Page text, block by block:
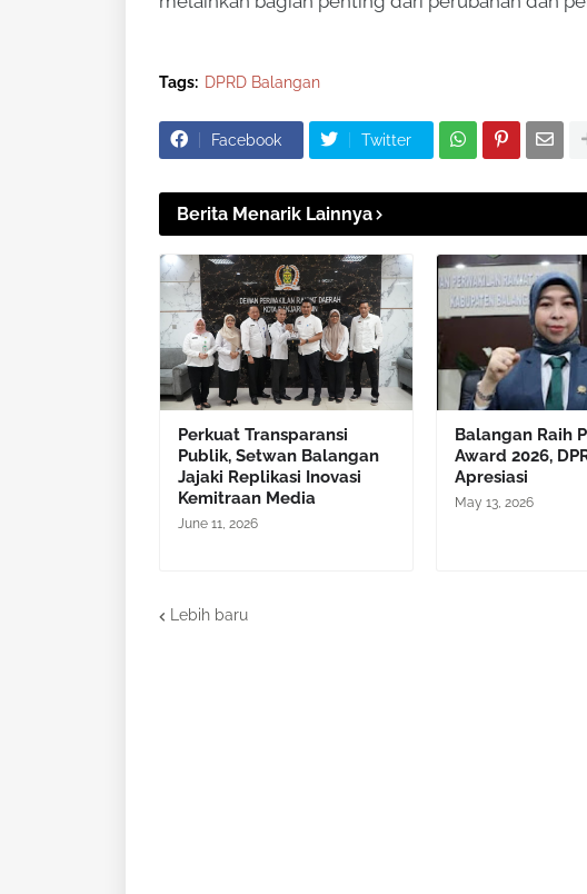
Tags: DPRD Balangan
Facebook Twitter
Berita Menarik Lainnya
Perkuat Transparansi
Publik, Setwan Balangan
Jajaki Replikasi Inovasi
Kemitraan Media
June 11, 2026
Balangan Raih
Award 2026,
Apresiasi
May 13, 2026
Lebih baru